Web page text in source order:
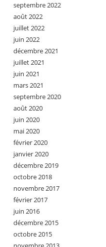
septembre 2022
août 2022
juillet 2022
juin 2022
décembre 2021
juillet 2021
juin 2021
mars 2021
septembre 2020
août 2020
juin 2020
mai 2020
février 2020
janvier 2020
décembre 2019
octobre 2018
novembre 2017
février 2017
juin 2016
décembre 2015
octobre 2015